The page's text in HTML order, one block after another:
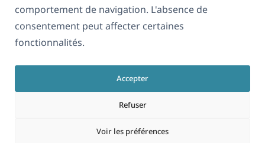
comportement de navigation. L'absence de
consentement peut affecter certaines
fonctionnalités.
Accepter
Refuser
Voir les préférences